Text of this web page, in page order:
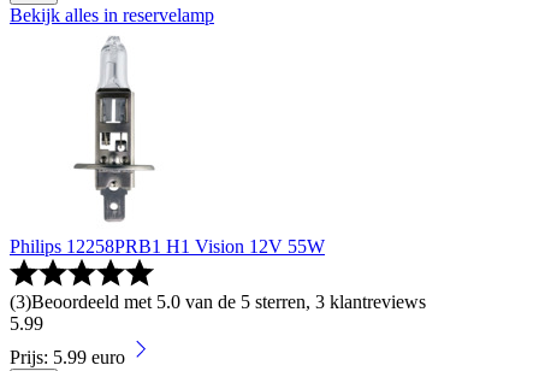
Bekijk alles in reservelamp
Philips 12258PRB1 H1 Vision 12V 55W
(3)Beoordeeld met 5.0 van de 5 sterren, 3 klantreviews
5.99
Prijs: 5.99 euro